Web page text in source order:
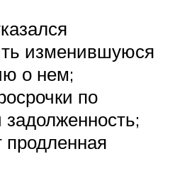
изменившуюся
о нем;
по
продленная